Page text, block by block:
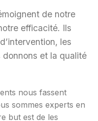
de notre
efficacité. Ils
les
et la qualité
nous fassent
sommes experts en
but est de les